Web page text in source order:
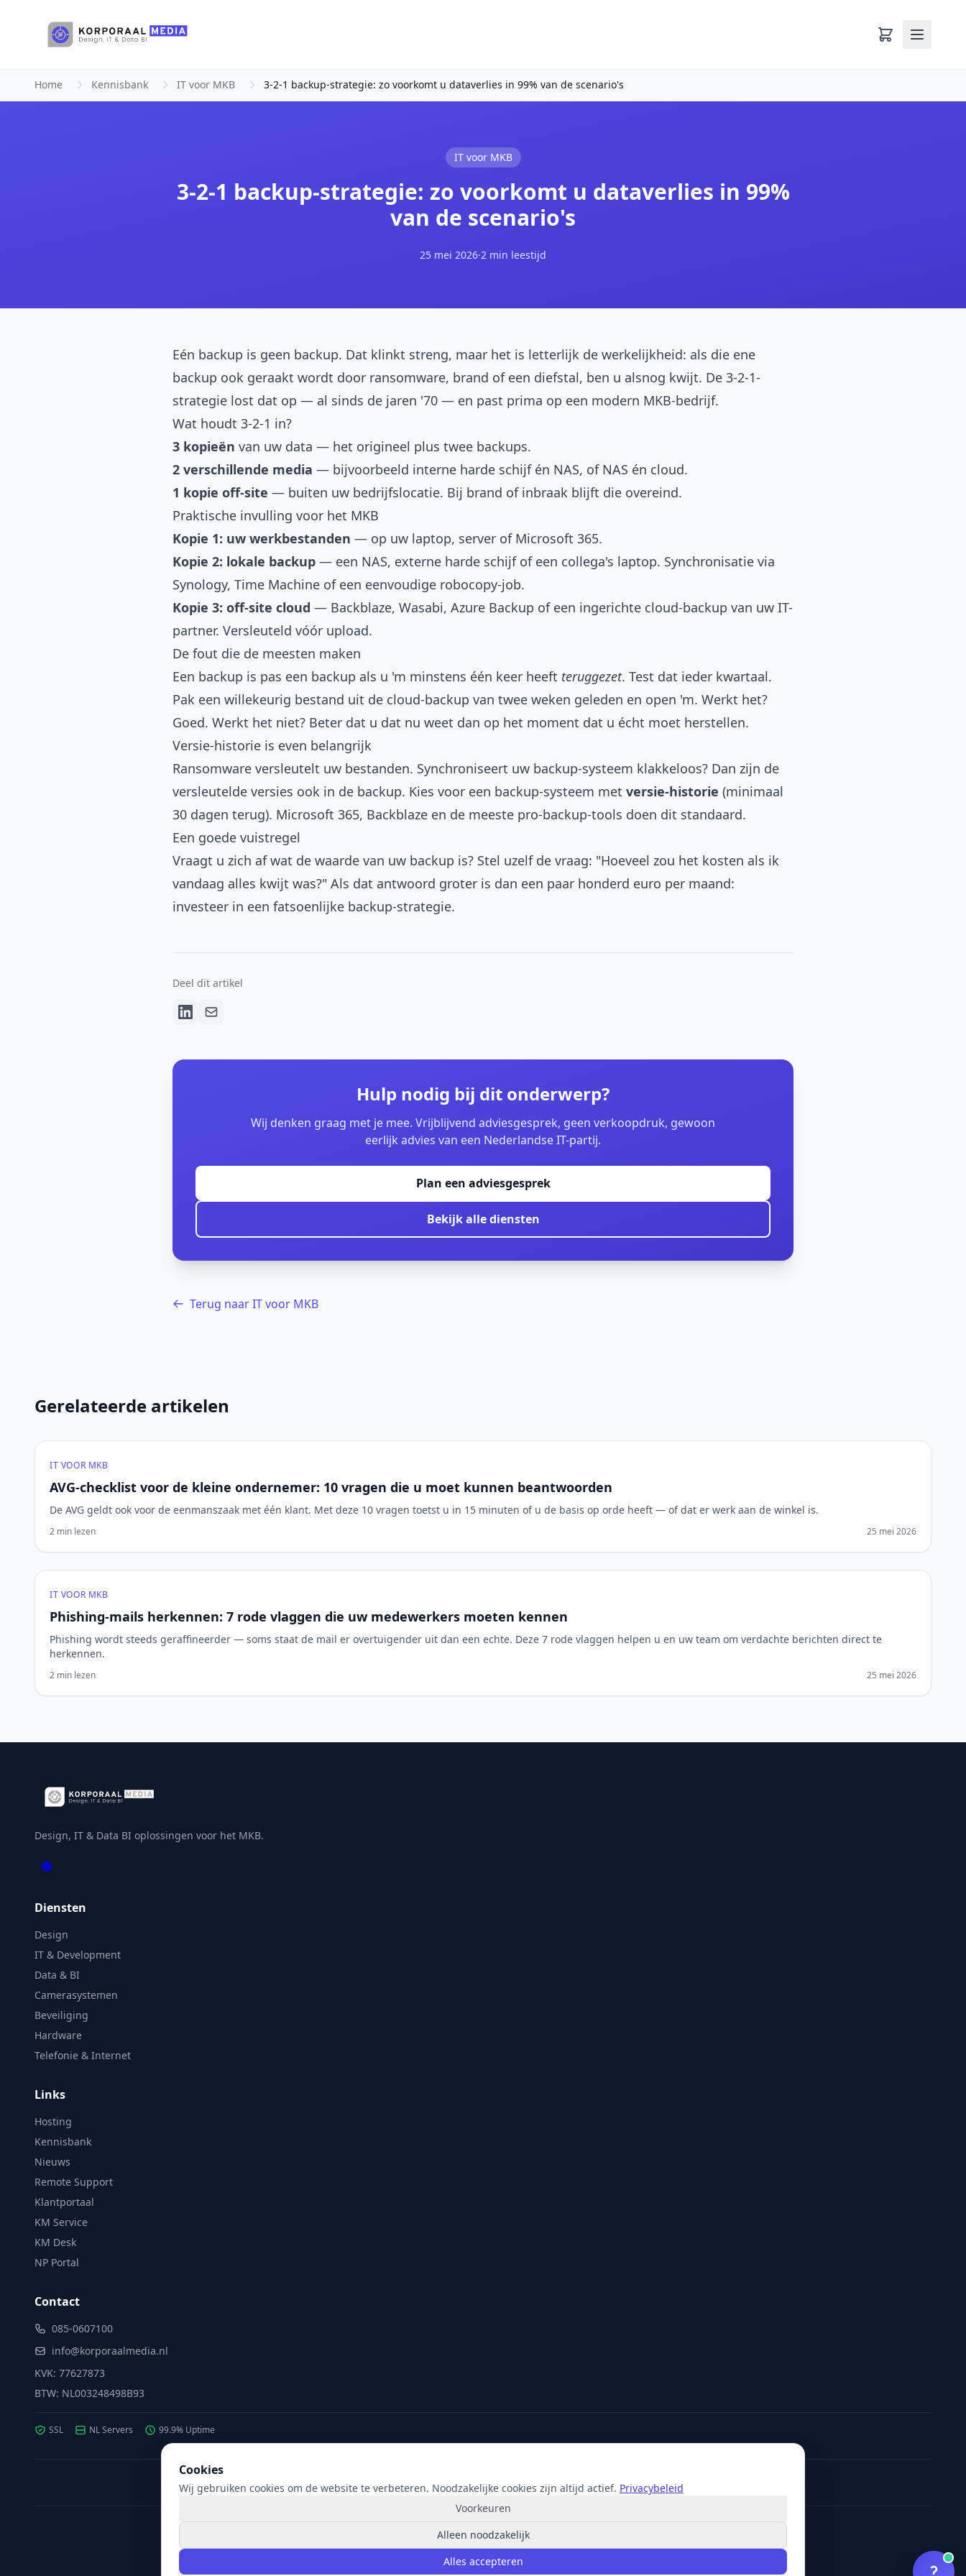
Home Kennisbank IT voor MKB 3-2-1 backup-strategie: zo voorkomt u dataverlies in 99% van de scenario's
IT voor MKB
3-2-1 backup-strategie: zo voorkomt u dataverlies in 99%
van de scenario's
25 mei 2026·2 min leestijd
Eén backup is geen backup. Dat klinkt streng, maar het is letterlijk de werkelijkheid: als die ene
backup ook geraakt wordt door ransomware, brand of een diefstal, ben u alsnog kwijt. De 3-2-1-
strategie lost dat op — al sinds de jaren '70 — en past prima op een modern MKB-bedrijf.
Wat houdt 3-2-1 in?
3 kopieën van uw data — het origineel plus twee backups.
2 verschillende media — bijvoorbeeld interne harde schijf én NAS, of NAS én cloud.
1 kopie off-site — buiten uw bedrijfslocatie. Bij brand of inbraak blijft die overeind.
Praktische invulling voor het MKB
Kopie 1: uw werkbestanden — op uw laptop, server of Microsoft 365.
Kopie 2: lokale backup — een NAS, externe harde schijf of een collega's laptop. Synchronisatie via
Synology, Time Machine of een eenvoudige robocopy-job.
Kopie 3: off-site cloud — Backblaze, Wasabi, Azure Backup of een ingerichte cloud-backup van uw IT-
partner. Versleuteld vóór upload.
De fout die de meesten maken
Een backup is pas een backup als u 'm minstens één keer heeft teruggezet. Test dat ieder kwartaal.
Pak een willekeurig bestand uit de cloud-backup van twee weken geleden en open 'm. Werkt het?
Goed. Werkt het niet? Beter dat u dat nu weet dan op het moment dat u écht moet herstellen.
Versie-historie is even belangrijk
Ransomware versleutelt uw bestanden. Synchroniseert uw backup-systeem klakkeloos? Dan zijn de
versleutelde versies ook in de backup. Kies voor een backup-systeem met versie-historie (minimaal
30 dagen terug). Microsoft 365, Backblaze en de meeste pro-backup-tools doen dit standaard.
Een goede vuistregel
Vraagt u zich af wat de waarde van uw backup is? Stel uzelf de vraag: "Hoeveel zou het kosten als ik
vandaag alles kwijt was?" Als dat antwoord groter is dan een paar honderd euro per maand:
investeer in een fatsoenlijke backup-strategie.
Deel dit artikel
Hulp nodig bij dit onderwerp?
Wij denken graag met je mee. Vrijblijvend adviesgesprek, geen verkoopdruk, gewoon
eerlijk advies van een Nederlandse IT-partij.
Plan een adviesgesprek
Bekijk alle diensten
Terug naar IT voor MKB
Gerelateerde artikelen
IT VOOR MKB
AVG-checklist voor de kleine ondernemer: 10 vragen die u moet kunnen beantwoorden
De AVG geldt ook voor de eenmanszaak met één klant. Met deze 10 vragen toetst u in 15 minuten of u de basis op orde heeft — of dat er werk aan de winkel is.
2 min lezen 25 mei 2026
IT VOOR MKB
Phishing-mails herkennen: 7 rode vlaggen die uw medewerkers moeten kennen
Phishing wordt steeds geraffineerder — soms staat de mail er overtuigender uit dan een echte. Deze 7 rode vlaggen helpen u en uw team om verdachte berichten direct te
herkennen.
2 min lezen 25 mei 2026
Design, IT & Data BI oplossingen voor het MKB.
Diensten
Design
IT & Development
Data & BI
Camerasystemen
Beveiliging
Hardware
Telefonie & Internet
Links
Hosting
Kennisbank
Nieuws
Remote Support
Klantportaal
KM Service
KM Desk
NP Portal
Contact
085-0607100
info@korporaalmedia.nl
KVK: 77627873
BTW: NL003248498B93
SSL NL Servers 99.9% Uptime
Partner van: Microsoft· X2com · Hikvision
© 2026 Korporaal Media. Alle rechten voorbehouden.
PrivacyVoorwaarden
Cookies
Wij gebruiken cookies om de website te verbeteren. Noodzakelijke cookies zijn altijd actief. Privacybeleid
Voorkeuren
Alleen noodzakelijk
Alles accepteren